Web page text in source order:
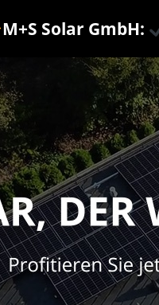
M+S Solar GmbH: